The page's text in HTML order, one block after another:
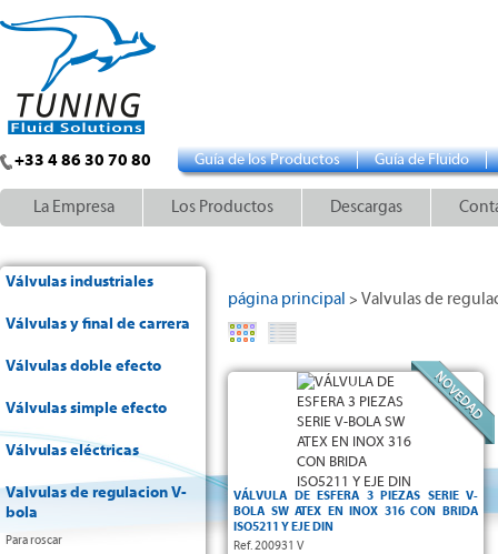
+33 4 86 30 70 80 Guía de los Productos Guía de Fluido
La Empresa Los Productos Descargas
Válvulas industriales
Válvulas y final de carrera
Válvulas doble efecto
Válvulas simple efecto
Válvulas eléctricas
Valvulas de regulacion V-
bola
Para roscar
página principal > Valvulas de
VÁLVULA DE ESFERA 3 PIEZAS SERIE V-
BOLA SW ATEX EN INOX 316 CON BRIDA
ISO5211 Y EJE DIN
Ref. 200931 V
Serie V-bola
Válvula de esfera
ATEX II2 G/D CT3 -
paso total - Cuerpo, bola y eje en acero
PN63
- Tipo 3 piezas - TFM1600
asiento - FKM juntas -
A soldar SW
5211 y eje quadrado según DIN 3337
dispositivo